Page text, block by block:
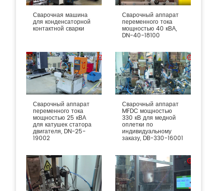
Сварочная машина
для конденсаторной
контактной сварки
Сварочный аппарат
переменного тока
мощностью 40 кВА,
DN-40-18100
Сварочный аппарат
переменного тока
мощностью 25 кВА
для катушек статора
двигателя, DN-25-
19002
Сварочный аппарат
MFDC мощностью
330 кВ для медной
оплетки по
индивидуальному
заказу, DB-330-16001